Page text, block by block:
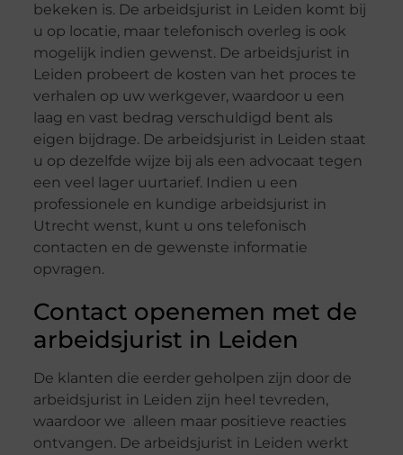
bekeken is. De arbeidsjurist in Leiden komt bij
u op locatie, maar telefonisch overleg is ook
mogelijk indien gewenst. De arbeidsjurist in
Leiden probeert de kosten van het proces te
verhalen op uw werkgever, waardoor u een
laag en vast bedrag verschuldigd bent als
eigen bijdrage. De arbeidsjurist in Leiden staat
u op dezelfde wijze bij als een advocaat tegen
een veel lager uurtarief. Indien u een
professionele en kundige arbeidsjurist in
Utrecht wenst, kunt u ons telefonisch
contacten en de gewenste informatie
opvragen.
Contact openemen met de
arbeidsjurist in Leiden
De klanten die eerder geholpen zijn door de
arbeidsjurist in Leiden zijn heel tevreden,
waardoor we alleen maar positieve reacties
ontvangen. De arbeidsjurist in Leiden werkt